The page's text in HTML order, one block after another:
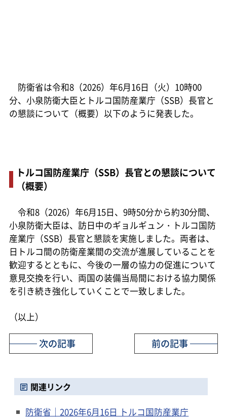
防衛省は令和8（2026）年6月16日（火）10時00
分、小泉防衛大臣とトルコ国防産業庁（SSB）長官と
の懇談について（概要）以下のように発表した。
トルコ国防産業庁（SSB）長官との懇談について
（概要）
令和8（2026）年6月15日、9時50分から約30分間、
小泉防衛大臣は、訪日中のギョルギュン・トルコ国防
産業庁（SSB）長官と懇談を実施しました。両者は、
日トルコ間の防衛産業間の交流が進展していることを
歓迎するとともに、今後の一層の協力の促進について
意見交換を行い、両国の装備当局間における協力関係
を引き続き強化していくことで一致しました。
（以上）
前の記事
次の記事
関連リンク
防衛省｜2026年6月16日 トルコ国防産業庁